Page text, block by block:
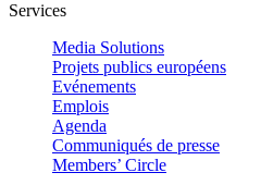
Services
Media Solutions
Projets publics européens
Evénements
Emplois
Agenda
Communiqués de presse
Members’ Circle